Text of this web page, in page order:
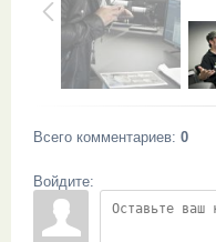
Всего комментариев: 0
Войдите: